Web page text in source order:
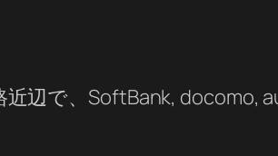
辺で、SoftBank, docomo,